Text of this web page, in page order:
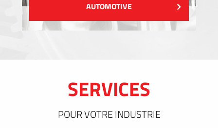
AUTOMOTIVE
SERVICES
POUR VOTRE INDUSTRIE